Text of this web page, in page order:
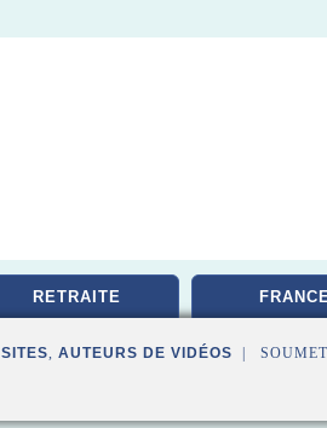
RETRAITE
SITES, AUTEURS DE VIDÉOS |